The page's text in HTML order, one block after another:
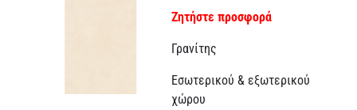
Ζητήστε προσφορά
Γρανίτης
Εσωτερικού & εξωτερικού
χώρου